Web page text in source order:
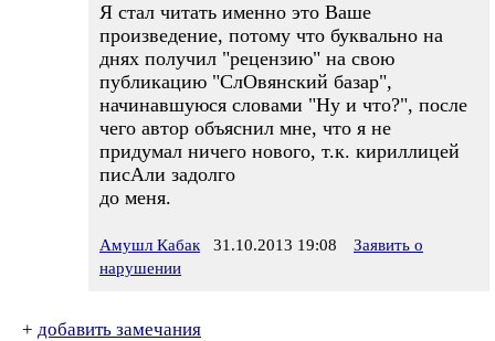
Я стал читать именно это Ваше
произведение, потому что буквально на
днях получил "рецензию" на свою
публикацию "СлОвянский базар",
начинавшуюся словами "Ну и что?", после
чего автор объяснил мне, что я не
придумал ничего нового, т.к. кириллицей
писАли задолго
до меня.
Амушл Кабак 31.10.2013 19:08
Заявить о
нарушении
+ добавить замечания